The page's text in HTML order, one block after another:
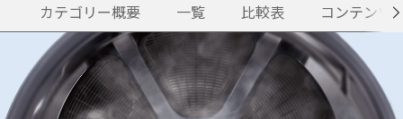
カテゴリー概要 一覧 比較表 コンテンツ